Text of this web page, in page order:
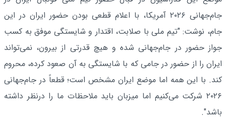
جام‌جهانی ۲۰۲۶ آمریکا، با اعلام قطعی بودن حضور ایران در این
جام، نوشت: "تیم ملی با صلابت، اقتدار و شایستگی موفق به کسب
جواز حضور در جام‌جهانی شده و هیچ قدرتی از بیرون، نمی‌تواند
ایران را از حضور در جامی که با شایستگی به آن صعود کرده، محروم
کند. با این همه اما موضع ایران مشخص است؛ قطعاً در جام‌جهانی
۲۰۲۶ شرکت می‌کنیم اما میزبان باید ملاحظات ما را درنظر داشته
باشد".